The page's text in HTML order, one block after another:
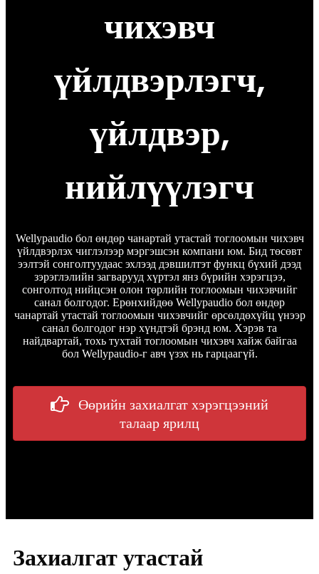
чихэвч
үйлдвэрлэгч,
үйлдвэр,
нийлүүлэгч
Wellypaudio бол өндөр чанартай утастай тоглоомын чихэвч
үйлдвэрлэх чиглэлээр мэргэшсэн компани юм. Бид төсөвт
ээлтэй сонголтуудаас эхлээд дэвшилтэт функц бүхий дээд
зэрэглэлийн загварууд хүртэл янз бүрийн хэрэгцээ,
сонголтод нийцсэн олон төрлийн тоглоомын чихэвчийг
санал болгодог. Ерөнхийдөө Wellypaudio бол өндөр
чанартай утастай тоглоомын чихэвчийг өрсөлдөхүйц үнээр
санал болгодог нэр хүндтэй брэнд юм. Хэрэв та
найдвартай, тохь тухтай тоглоомын чихэвч хайж байгаа
бол Wellypaudio-г авч үзэх нь гарцаагүй.
Өөрийн захиалгат хэрэгцээний
талаар ярилц
Захиалгат утастай